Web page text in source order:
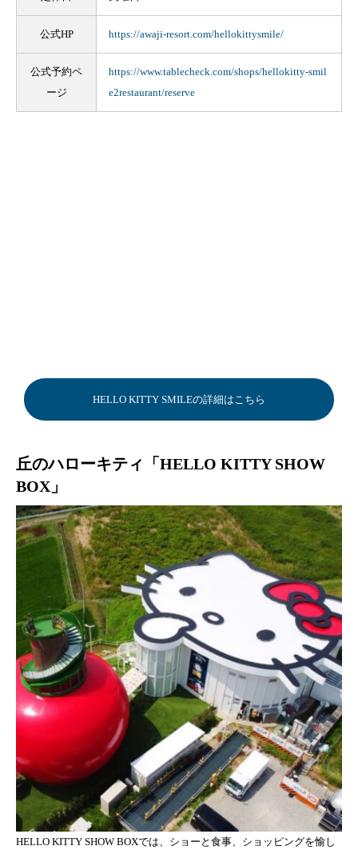
公式HP https://awaji-resort.com/hellokittysmile/
公式予約ペ
ージ
https://www.tablecheck.com/shops/hellokitty-smil
e2restaurant/reserve
HELLO KITTY SMILEの詳細はこちら
丘のハローキティ「HELLO KITTY SHOW
BOX」
HELLO KITTY SHOW BOXでは、ショーと食事、ショッピングを愉し